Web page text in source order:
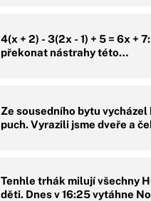
4(x + 2) - 3(2x - 1) + 5 = 6x +
překonat nástrahy této…
Ze sousedního bytu vycházel
puch. Vyrazili jsme dveře a
Tenhle trhák milují všechny
děti. Dnes v 16:25 vytáhne